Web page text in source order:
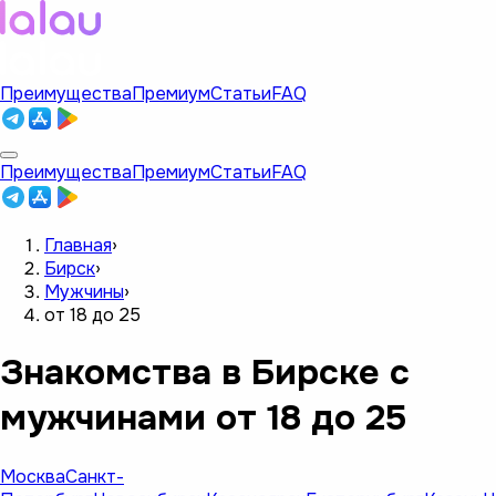
ПреимуществаПремиумСтатьиFAQ
ПреимуществаПремиумСтатьиFAQ
Главная›
Бирск›
Мужчины›
от 18 до 25
Знакомства в Бирске с
мужчинами от 18 до 25
МоскваСанкт-